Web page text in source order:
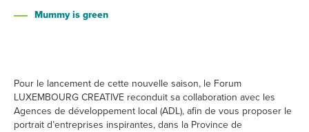
Mummy is green
Pour le lancement de cette nouvelle saison, le Forum
LUXEMBOURG CREATIVE reconduit sa collaboration avec les
Agences de développement local (ADL), afin de vous proposer le
portrait d’entreprises inspirantes, dans la Province de